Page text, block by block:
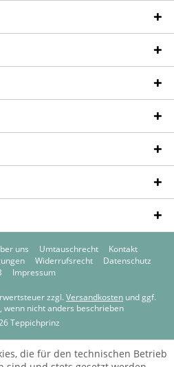
uns Umtauschrecht
Kontakt
Widerrufsrecht
Datenschutz
Impressum
zzgl. Versandkosten und ggf.
wenn nicht anders beschrieben
Teppichprinz
die für den technischen Betrieb